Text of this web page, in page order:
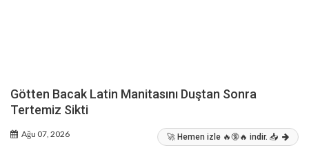
Götten Bacak Latin Manitasını Duştan Sonra
Tertemiz Sikti
Ağu 07, 2026 🚀 Hemen izle 🔥🔞🔥 indir. 📥